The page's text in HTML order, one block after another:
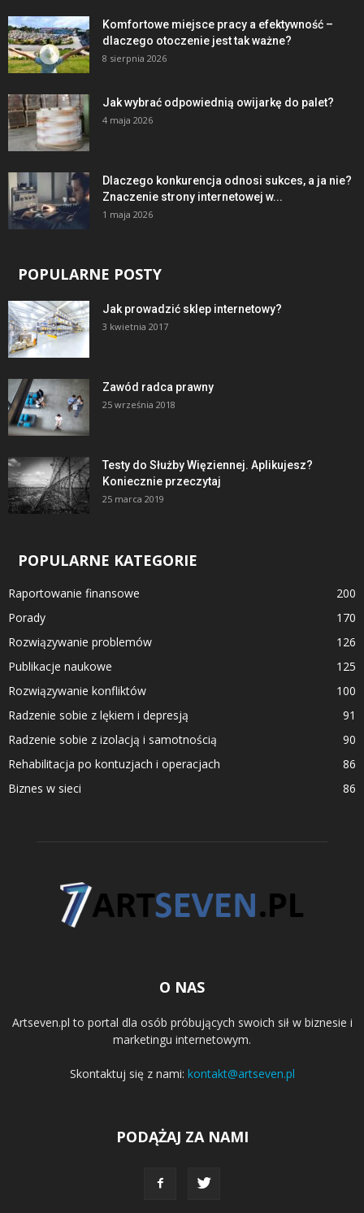
Komfortowe miejsce pracy a efektywność –
dlaczego otoczenie jest tak ważne?
8 sierpnia 2026
Jak wybrać odpowiednią owijarkę do palet?
4 maja 2026
Dlaczego konkurencja odnosi sukces, a ja nie?
Znaczenie strony internetowej w...
1 maja 2026
POPULARNE POSTY
Jak prowadzić sklep internetowy?
3 kwietnia 2017
Zawód radca prawny
25 września 2018
Testy do Służby Więziennej. Aplikujesz?
Koniecznie przeczytaj
25 marca 2019
POPULARNE KATEGORIE
Raportowanie finansowe
200
Porady
170
Rozwiązywanie problemów
126
Publikacje naukowe
125
Rozwiązywanie konfliktów
100
Radzenie sobie z lękiem i depresją
91
Radzenie sobie z izolacją i samotnością
90
Rehabilitacja po kontuzjach i operacjach
86
Biznes w sieci
86
O NAS
Artseven.pl to portal dla osób próbujących swoich sił w biznesie i
marketingu internetowym.
Skontaktuj się z nami: kontakt@artseven.pl
PODĄŻAJ ZA NAMI